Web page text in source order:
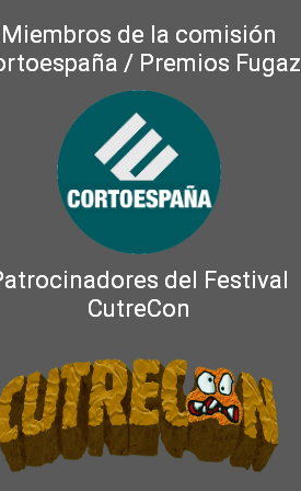
Miembros de la comisión
/ Premios Fugaz
del Festival
CutreCon